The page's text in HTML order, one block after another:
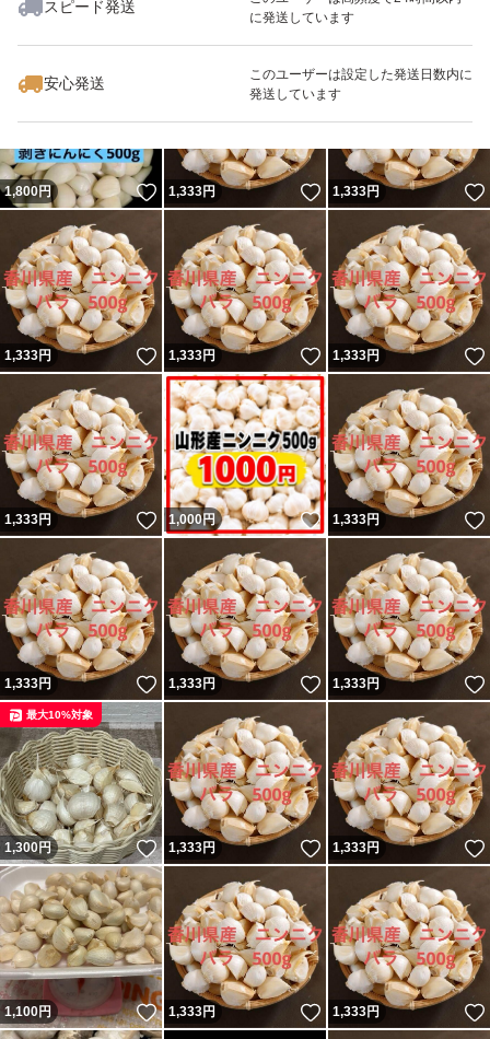
スピード発送
に発送しています
安心発送
このユーザーは設定した発送日数内に
発送しています
いいね！
2,200
1,800円 いいね！
1,333円 いいね！
1,333円
1,333円 いいね！
1,333円 いいね！
1,333円
1,333円 いいね！
1,000円 いいね！
1,333円
1,333円 いいね！
1,333円 いいね！
1,333円
1,300円 いいね！
最大10%対象
1,333円 いいね！
1,333円
1,100円 いいね！
1,333円 いいね！
1,333円